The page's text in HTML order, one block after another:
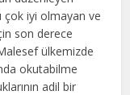
çok iyi olmayan ve
son derece
ülkemizde
okutabilme
adil bir